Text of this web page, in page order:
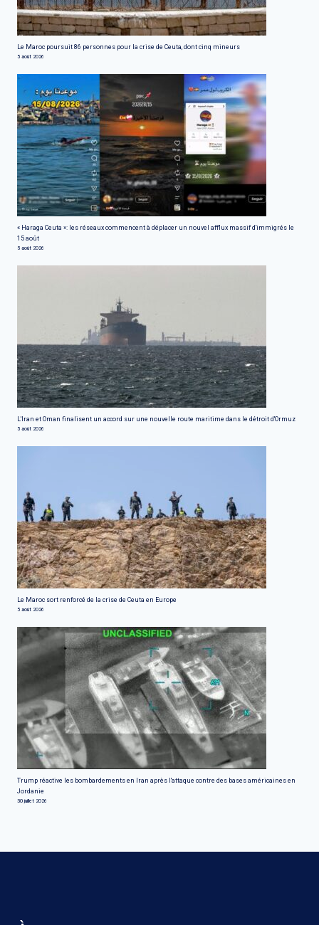
Le Maroc poursuit 86 personnes pour la crise de Ceuta, dont cinq mineurs
5 août 2026
« Haraga Ceuta »: les réseaux commencent à déplacer un nouvel afflux massif d'immigrés le
15 août
5 août 2026
L'Iran et Oman finalisent un accord sur une nouvelle route maritime dans le détroit d'Ormuz
5 août 2026
Le Maroc sort renforcé de la crise de Ceuta en Europe
5 août 2026
Trump réactive les bombardements en Iran après l'attaque contre des bases américaines en
Jordanie
30 juillet 2026